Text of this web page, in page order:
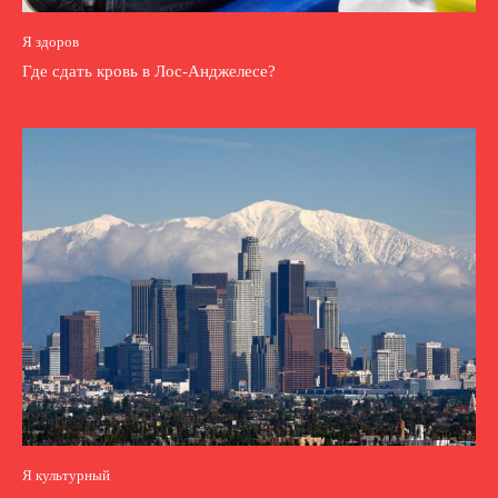
Я здоров
Где сдать кровь в Лос-Анджелесе?
Я культурный